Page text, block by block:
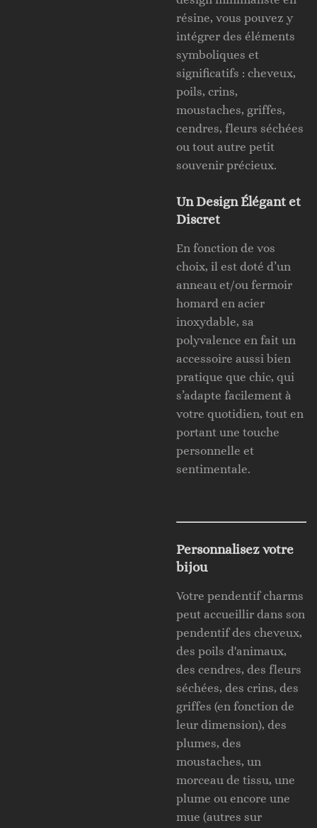
résine, vous pouvez y
intégrer des éléments
symboliques et
significatifs : cheveux,
poils, crins,
moustaches, griffes,
cendres, fleurs séchées
ou tout autre petit
souvenir précieux.
Un Design Élégant et
Discret
En fonction de vos
choix, il est doté d’un
anneau et/ou fermoir
homard en acier
inoxydable, sa
polyvalence en fait un
accessoire aussi bien
pratique que chic, qui
s’adapte facilement à
votre quotidien, tout en
portant une touche
personnelle et
sentimentale.
Personnalisez votre
bijou
Votre pendentif charms
peut accueillir dans son
pendentif des cheveux,
des poils d'animaux,
des cendres, des fleurs
séchées, des crins, des
griffes (en fonction de
leur dimension), des
plumes, des
moustaches, un
morceau de tissu, une
plume ou encore une
mue (autres sur